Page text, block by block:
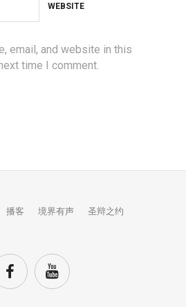
WEBSITE
email, and website in this
time I comment.
播客 境界有声 圣辩之约